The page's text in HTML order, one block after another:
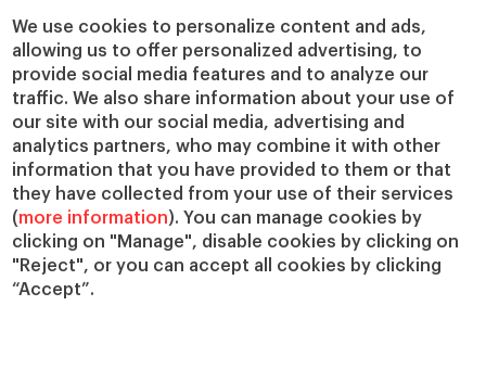
We use cookies to personalize content and ads,
allowing us to offer personalized advertising, to
provide social media features and to analyze our
traffic. We also share information about your use of
our site with our social media, advertising and
analytics partners, who may combine it with other
information that you have provided to them or that
they have collected from your use of their services
(more information). You can manage cookies by
clicking on "Manage", disable cookies by clicking on
"Reject", or you can accept all cookies by clicking
“Accept”.
Cátedras
IESE Insight
IESE Publishing
Nuestro impacto
Colabora con el IESE
Servicios
Biblioteca
Canal de Compliance
Capellanía
IESE Shop
Jobs @IESE
Préstamos y becas